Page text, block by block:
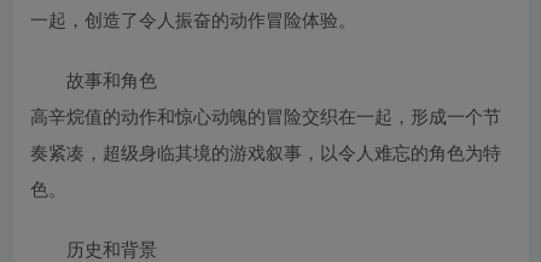
一起，创造了令人振奋的动作冒险体验。
故事和角色
高辛烷值的动作和惊心动魄的冒险交织在一起，形成一个节
奏紧凑，超级身临其境的游戏叙事，以令人难忘的角色为特
色。
历史和背景